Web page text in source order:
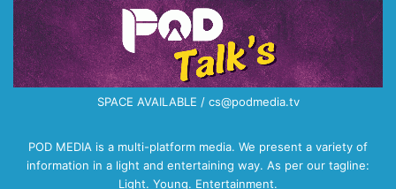
SPACE AVAILABLE / cs@podmedia.tv
POD MEDIA is a multi-platform media. We present a variety of
information in a light and entertaining way. As per our tagline:
Light. Young. Entertainment.